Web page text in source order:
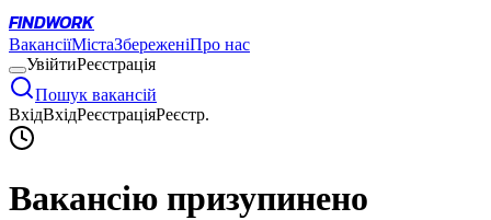
FINDWORK
ВакансіїМістаЗбереженіПро нас
УвійтиРеєстрація
Пошук вакансій
ВхідВхідРеєстраціяРеєстр.
Вакансію призупинено